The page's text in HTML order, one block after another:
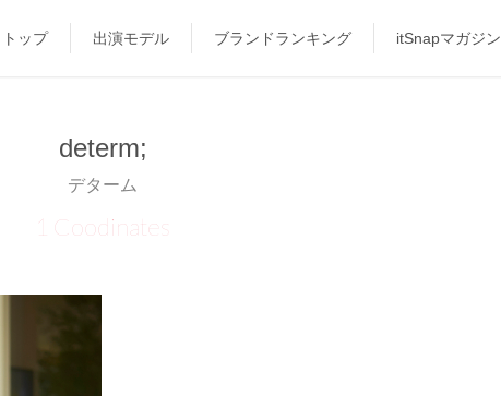
トップ 出演モデル ブランドランキング itSnapマガジン
determ;
デターム
1 Coodinates